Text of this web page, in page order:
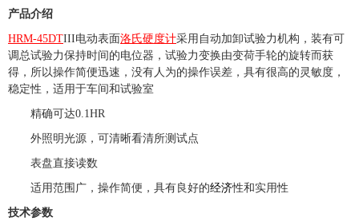
产品介绍
HRM-45DTIII电动表面洛氏硬度计采用自动加卸试验力机构，装有可
调总试验力保持时间的电位器，试验力变换由变荷手轮的旋转而获
得，所以操作简便迅速，没有人为的操作误差，具有很高的灵敏度，
稳定性，适用于车间和试验室
精确可达0.1HR
外照明光源，可清晰看清所测试点
表盘直接读数
适用范围广，操作简便，具有良好的经济性和实用性
技术参数